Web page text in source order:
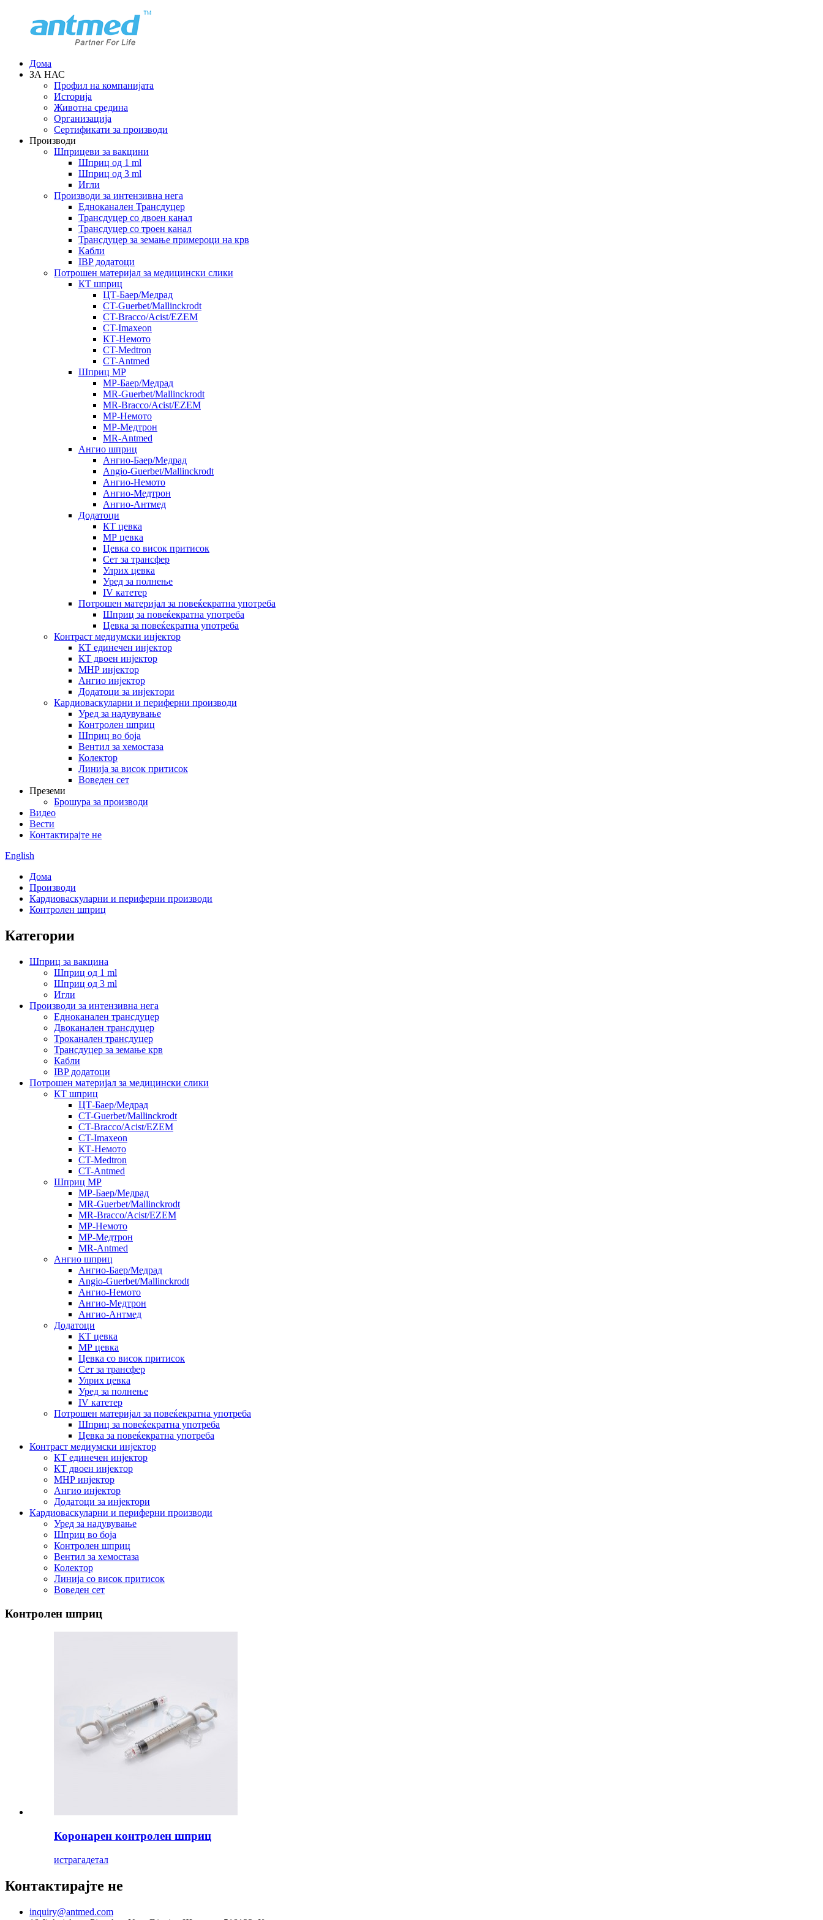
Дома
ЗА НАС
Профил на компанијата
Историја
Животна средина
Организација
Сертификати за производи
Производи
Шприцеви за вакцини
Шприц од 1 ml
Шприц од 3 ml
Игли
Производи за интензивна нега
Едноканален Трансдуцер
Трансдуцер со двоен канал
Трансдуцер со троен канал
Трансдуцер за земање примероци на крв
Кабли
IBP додатоци
Потрошен материјал за медицински слики
КТ шприц
ЦТ-Баер/Медрад
CT-Guerbet/Mallinckrodt
CT-Bracco/Acist/EZEM
CT-Imaxeon
КТ-Немото
CT-Medtron
CT-Antmed
Шприц МР
МР-Баер/Медрад
MR-Guerbet/Mallinckrodt
MR-Bracco/Acist/EZEM
МР-Немото
МР-Медтрон
MR-Antmed
Ангио шприц
Ангио-Баер/Медрад
Angio-Guerbet/Mallinckrodt
Ангио-Немото
Ангио-Медтрон
Ангио-Антмед
Додатоци
КТ цевка
МР цевка
Цевка со висок притисок
Сет за трансфер
Улрих цевка
Уред за полнење
IV катетер
Потрошен материјал за повеќекратна употреба
Шприц за повеќекратна употреба
Цевка за повеќекратна употреба
Контраст медиумски инјектор
КТ единечен инјектор
КТ двоен инјектор
МНР инјектор
Ангио инјектор
Додатоци за инјектори
Кардиоваскуларни и периферни производи
Уред за надувување
Контролен шприц
Шприц во боја
Вентил за хемостаза
Колектор
Линија за висок притисок
Воведен сет
Преземи
Брошура за производи
Видео
Вести
Контактирајте не
English
Дома
Производи
Кардиоваскуларни и периферни производи
Контролен шприц
Категории
Шприц за вакцина
Шприц од 1 ml
Шприц од 3 ml
Игли
Производи за интензивна нега
Едноканален трансдуцер
Двоканален трансдуцер
Троканален трансдуцер
Трансдуцер за земање крв
Кабли
IBP додатоци
Потрошен материјал за медицински слики
КТ шприц
ЦТ-Баер/Медрад
CT-Guerbet/Mallinckrodt
CT-Bracco/Acist/EZEM
CT-Imaxeon
КТ-Немото
CT-Medtron
CT-Antmed
Шприц МР
МР-Баер/Медрад
MR-Guerbet/Mallinckrodt
MR-Bracco/Acist/EZEM
МР-Немото
МР-Медтрон
MR-Antmed
Ангио шприц
Ангио-Баер/Медрад
Angio-Guerbet/Mallinckrodt
Ангио-Немото
Ангио-Медтрон
Ангио-Антмед
Додатоци
КТ цевка
МР цевка
Цевка со висок притисок
Сет за трансфер
Улрих цевка
Уред за полнење
IV катетер
Потрошен материјал за повеќекратна употреба
Шприц за повеќекратна употреба
Цевка за повеќекратна употреба
Контраст медиумски инјектор
КТ единечен инјектор
КТ двоен инјектор
МНР инјектор
Ангио инјектор
Додатоци за инјектори
Кардиоваскуларни и периферни производи
Уред за надувување
Шприц во боја
Контролен шприц
Вентил за хемостаза
Колектор
Линија со висок притисок
Воведен сет
Контролен шприц
Коронарен контролен шприц
истрагадетал
Контактирајте не
inquiry@antmed.com